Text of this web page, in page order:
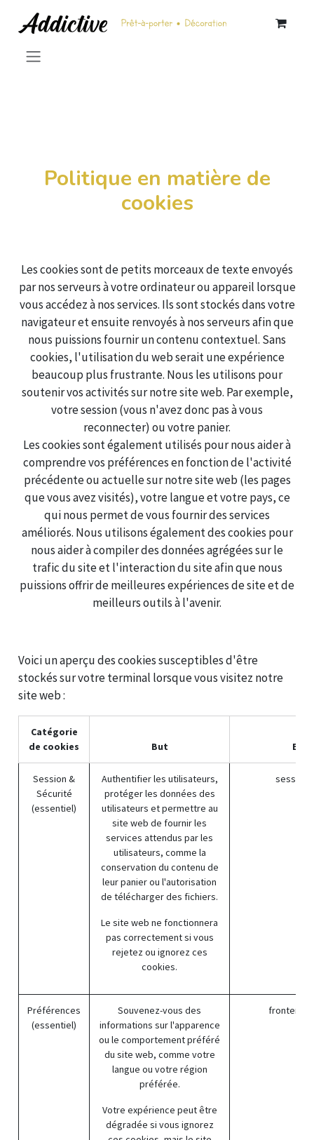
Politique en matière de
cookies
Les cookies sont de petits morceaux de texte envoyés
par nos serveurs à votre ordinateur ou appareil lorsque
vous accédez à nos services. Ils sont stockés dans votre
navigateur et ensuite renvoyés à nos serveurs afin que
nous puissions fournir un contenu contextuel. Sans
cookies, l'utilisation du web serait une expérience
beaucoup plus frustrante. Nous les utilisons pour
soutenir vos activités sur notre site web. Par exemple,
votre session (vous n'avez donc pas à vous
reconnecter) ou votre panier.
Les cookies sont également utilisés pour nous aider à
comprendre vos préférences en fonction de l'activité
précédente ou actuelle sur notre site web (les pages
que vous avez visités), votre langue et votre pays, ce
qui nous permet de vous fournir des services
améliorés. Nous utilisons également des cookies pour
nous aider à compiler des données agrégées sur le
trafic du site et l'interaction du site afin que nous
puissions offrir de meilleures expériences de site et de
meilleurs outils à l'avenir.
Voici un aperçu des cookies susceptibles d'être
stockés sur votre terminal lorsque vous visitez notre
site web :
Catégorie
de cookies
But
Session &
Sécurité
(essentiel)
Authentifier les utilisateurs,
protéger les données des
utilisateurs et permettre au
site web de fournir les
services attendus par les
utilisateurs, comme la
conservation du contenu de
leur panier ou l'autorisation
de télécharger des fichiers.
Le site web ne fonctionnera
pas correctement si vous
rejetez ou ignorez ces
cookies.
Préférences
(essentiel)
Souvenez-vous des
informations sur l'apparence
ou le comportement préféré
du site web, comme votre
langue ou votre région
préférée.
Votre expérience peut être
dégradée si vous ignorez